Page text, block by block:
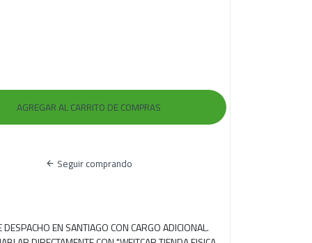
Seguir comprando
EN SANTIAGO CON CARGO ADICIONAL.